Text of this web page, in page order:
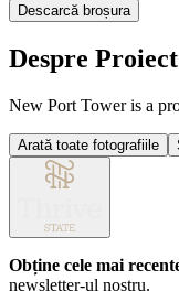
Descarcă broșura
Despre Proiect
New Port Tower is a
Arată toate fotografiile
Obține cele mai
newsletter-ul nostru.